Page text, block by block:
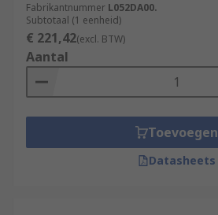
Fabrikantnummer L052DA00.
Subtotaal (1 eenheid)
€ 221,42(excl. BTW)
Aantal
Toevoegen
Datasheets